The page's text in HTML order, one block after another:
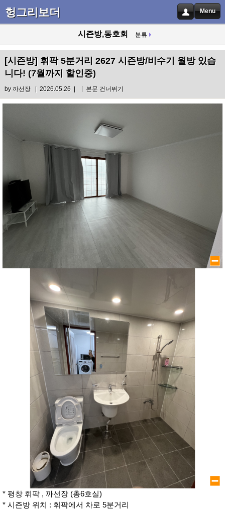
헝그리보더 Menu
시즌방,동호회 분류
[시즌방] 휘팍 5분거리 2627 시즌방/비수기 월방 있습
니다! (7월까지 할인중)
by까선장| 2026.05.26 | | 본문 건너뛰기
* 평창 휘팍 , 까선장 (총6호실)
* 시즌방 위치 : 휘팍에서 차로 5분거리